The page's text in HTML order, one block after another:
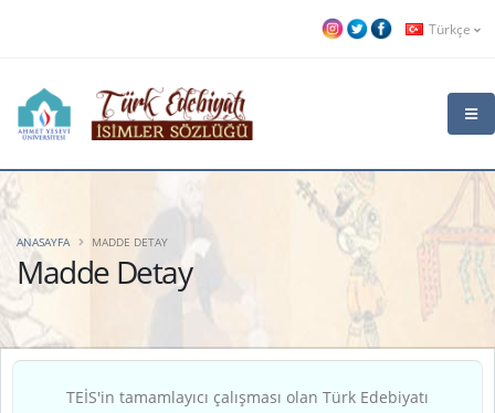
Türkçe
Madde Detay
ANASAYFA MADDE DETAY
TEİS'in tamamlayıcı çalışması olan Türk Edebiyatı